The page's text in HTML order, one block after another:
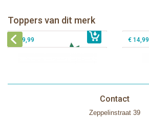
Toppers van dit merk
€ 26,99
Sophie de giraf Activity Wheel
€ 39,99 € 14,99
Contact
Zeppelinstraat 39